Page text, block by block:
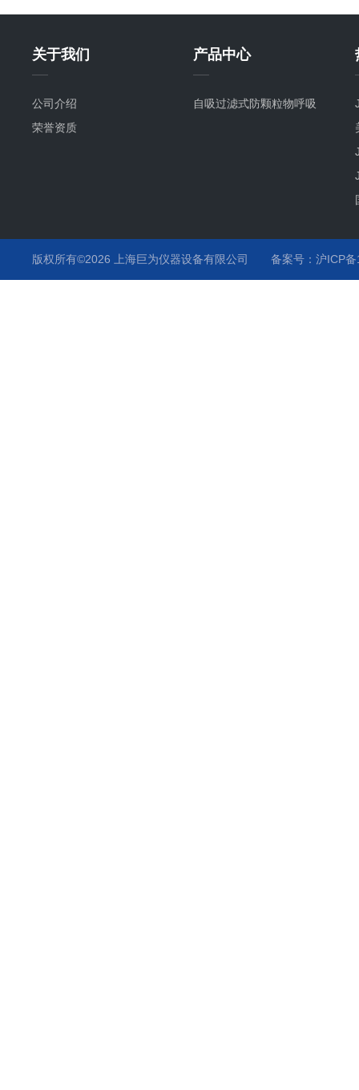
关于我们
公司介绍
荣誉资质
产品中心
自吸过滤式防颗粒物呼吸
版权所有©2026 上海巨为仪器设备有限公司 备案号：沪ICP